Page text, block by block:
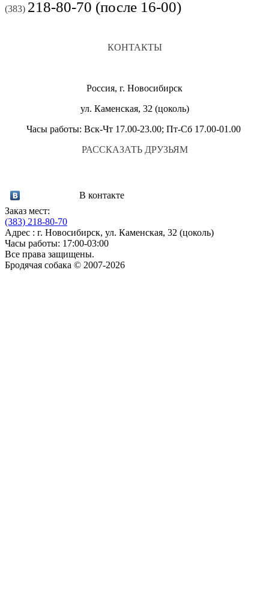
(383) 218-80-70 (после 16-00)
КОНТАКТЫ
Россия, г. Новосибирск
ул. Каменская, 32 (цоколь)
Часы работы: Вск-Чт 17.00-23.00; Пт-Сб 17.00-01.00
РАССКАЗАТЬ ДРУЗЬЯМ
В контакте
Заказ мест:
(383) 218-80-70
Адрес : г. Новосибирск, ул. Каменская, 32 (цоколь)
Часы работы: 17:00-03:00
Все права защищены.
Бродячая собака © 2007-2026